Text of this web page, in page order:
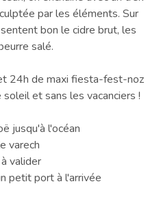
par les éléments. Sur
bon le cidre brut, les
salé.
24h de maxi fiesta-fest-noz
et sans les vacanciers !
jusqu'à l'océan
varech
valider
petit port à l'arrivée